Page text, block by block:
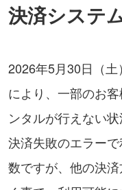
決済システ
2026年5月30日（
により、一部のお
ンタルが行えない状
決済失敗のエラー
数ですが、他の決